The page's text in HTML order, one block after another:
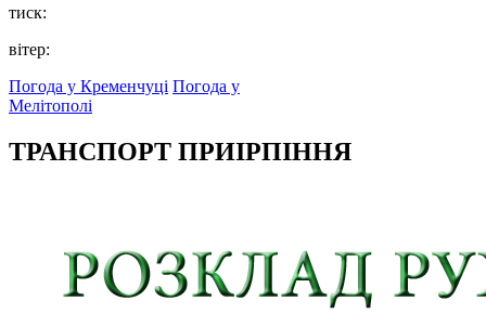
тиск:
вітер:
Погода у Кременчуці Погода у
Мелітополі
ТРАНСПОРТ ПРИІРПІННЯ